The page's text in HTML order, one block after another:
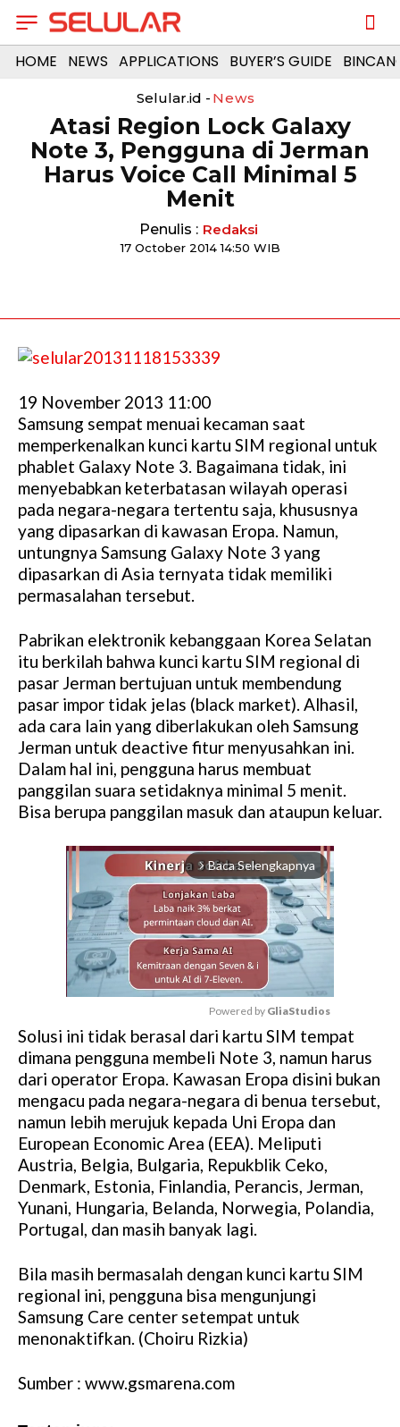
HOME NEWS APPLICATIONS BUYER’S GUIDE
Selular.id - News
Atasi Region Lock Galaxy
Note 3, Pengguna di Jerman
Harus Voice Call Minimal 5
Menit
Penulis : Redaksi
17 October 2014 14:50 WIB
19 November 2013 11:00
Samsung sempat menuai kecaman saat
memperkenalkan kunci kartu SIM regional untuk
phablet Galaxy Note 3. Bagaimana tidak, ini
menyebabkan keterbatasan wilayah operasi
pada negara-negara tertentu saja, khususnya
yang dipasarkan di kawasan Eropa. Namun,
untungnya Samsung Galaxy Note 3 yang
dipasarkan di Asia ternyata tidak memiliki
permasalahan tersebut.
Pabrikan elektronik kebanggaan Korea Selatan
itu berkilah bahwa kunci kartu SIM regional di
pasar Jerman bertujuan untuk membendung
pasar impor tidak jelas (black market). Alhasil,
ada cara lain yang diberlakukan oleh Samsung
Jerman untuk deactive fitur menyusahkan ini.
Dalam hal ini, pengguna harus membuat
panggilan suara setidaknya minimal 5 menit.
Bisa berupa panggilan masuk dan ataupun keluar.
arrow_forward_ios Baca Selengkapnya
M
u
t
e
Powered by GliaStudios
Solusi ini tidak berasal dari kartu SIM tempat
dimana pengguna membeli Note 3, namun harus
dari operator Eropa. Kawasan Eropa disini bukan
mengacu pada negara-negara di benua tersebut,
namun lebih merujuk kepada Uni Eropa dan
European Economic Area (EEA). Meliputi
Austria, Belgia, Bulgaria, Repukblik Ceko,
Denmark, Estonia, Finlandia, Perancis, Jerman,
Yunani, Hungaria, Belanda, Norwegia, Polandia,
Portugal, dan masih banyak lagi.
Bila masih bermasalah dengan kunci kartu SIM
regional ini, pengguna bisa mengunjungi
Samsung Care center setempat untuk
menonaktifkan. (Choiru Rizkia)
Sumber : www.gsmarena.com